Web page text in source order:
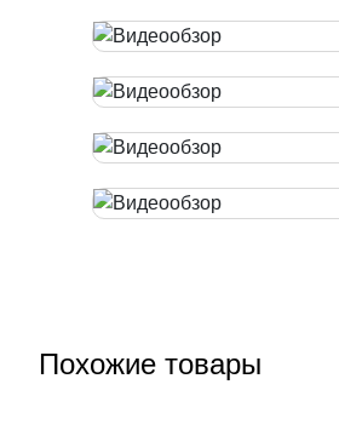
Похожие товары